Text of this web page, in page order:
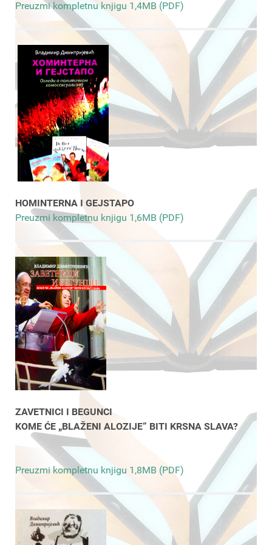
Preuzmi kompletnu knjigu 1,4MB (PDF)
HOMINTERNA I GEJSTAPO
Preuzmi kompletnu knjigu 1,6MB (PDF)
ZAVETNICI I BEGUNCI
KOME ĆE „BLAŽENI ALOZIJE” BITI KRSNA SLAVA?
Preuzmi kompletnu knjigu 1,8MB (PDF)